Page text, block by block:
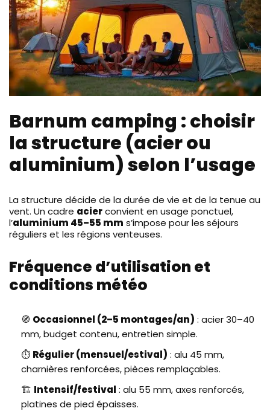
Barnum camping : choisir
la structure (acier ou
aluminium) selon l’usage
La structure décide de la durée de vie et de la tenue au
vent. Un cadre acierconvient en usage ponctuel,
l’aluminium 45–55 mm s’impose pour les séjours
réguliers et les régions venteuses.
Fréquence d’utilisation et
conditions météo
🧭 Occasionnel (2–5 montages/an) : acier 30–40
mm, budget contenu, entretien simple.
⏱️ Régulier (mensuel/estival) : alu 45 mm,
charnières renforcées, pièces remplaçables.
🏗️ Intensif/festival : alu 55 mm, axes renforcés,
platines de pied épaisses.